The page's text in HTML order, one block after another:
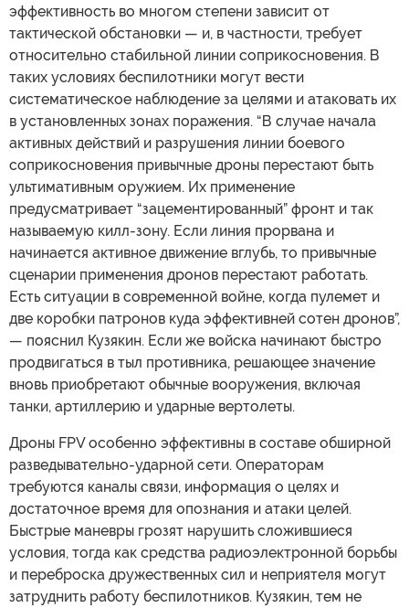
эффективность во многом степени зависит от
тактической обстановки — и, в частности, требует
относительно стабильной линии соприкосновения. В
таких условиях беспилотники могут вести
систематическое наблюдение за целями и атаковать их
в установленных зонах поражения. “В случае начала
активных действий и разрушения линии боевого
соприкосновения привычные дроны перестают быть
ультимативным оружием. Их применение
предусматривает “зацементированный” фронт и так
называемую килл-зону. Если линия прорвана и
начинается активное движение вглубь, то привычные
сценарии применения дронов перестают работать.
Есть ситуации в современной войне, когда пулемет и
две коробки патронов куда эффективней сотен дронов”,
— пояснил Кузякин. Если же войска начинают быстро
продвигаться в тыл противника, решающее значение
вновь приобретают обычные вооружения, включая
танки, артиллерию и ударные вертолеты.
Дроны FPV особенно эффективны в составе обширной
разведывательно-ударной сети. Операторам
требуются каналы связи, информация о целях и
достаточное время для опознания и атаки целей.
Быстрые маневры грозят нарушить сложившиеся
условия, тогда как средства радиоэлектронной борьбы
и переброска дружественных сил и неприятеля могут
затруднить работу беспилотников. Кузякин, тем не